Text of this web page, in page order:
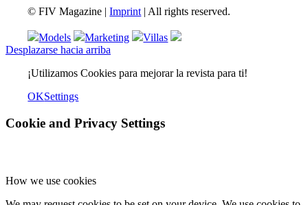
© FIV Magazine |Imprint | All rights reserved.
Models Marketing
Villas
Desplazarse hacia arriba
¡Utilizamos Cookies para mejorar la revista para ti!
OKSettings
Cookie and Privacy Settings
How we use cookies